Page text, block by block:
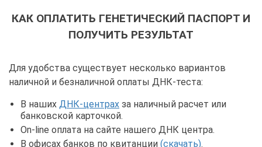
КАК ОПЛАТИТЬ ГЕНЕТИЧЕСКИЙ ПАСПОРТ И
ПОЛУЧИТЬ РЕЗУЛЬТАТ
Для удобства существует несколько вариантов
наличной и безналичной оплаты ДНК-теста:
В наших ДНК-центрах за наличный расчет или
банковской карточкой.
On-line оплата на сайте нашего ДНК центра.
В офисах банков по квитанции (скачать).